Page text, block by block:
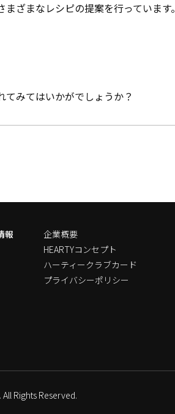
ざまなレシピの提案を行っています。
みてはいかがでしょうか？
報
企業概要
HEARTYコンセプト
ハーティークラブカード
プライバシーポリシー
All Rights Reserved.